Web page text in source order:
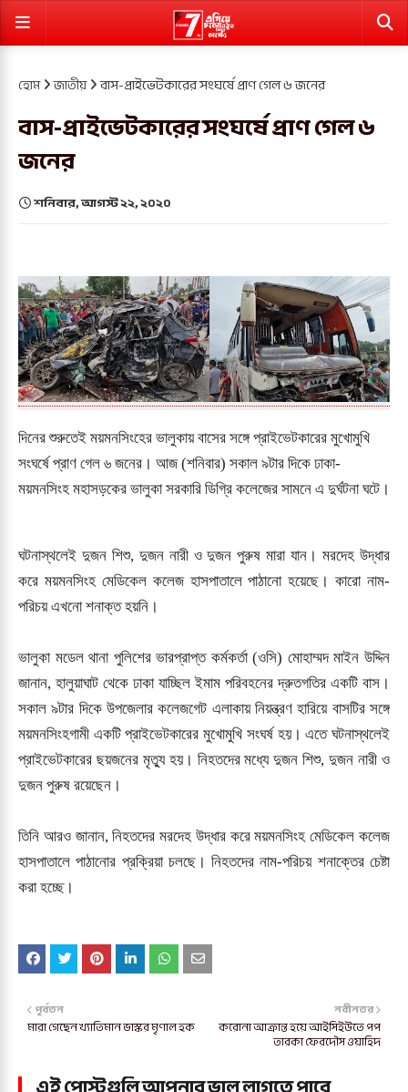
হোম জাতীয় বাস-প্রাইভেটকারের সংঘর্ষে প্রাণ গেল ৬ জনের
বাস-প্রাইভেটকারের সংঘর্ষে প্রাণ গেল ৬
জনের
শনিবার, আগস্ট ২২, ২০২০
দিনের শুরুতেই ময়মনসিংহের ভালুকায় বাসের সঙ্গে প্রাইভেটকারের মুখোমুখি
সংঘর্ষে প্রাণ গেল ৬ জনের। আজ (শনিবার) সকাল ৯টার দিকে ঢাকা-
ময়মনসিংহ মহাসড়কের ভালুকা সরকারি ডিগ্রি কলেজের সামনে এ দুর্ঘটনা ঘটে।
ঘটনাস্থলেই দুজন শিশু, দুজন নারী ও দুজন পুরুষ মারা যান। মরদেহ উদ্ধার
করে ময়মনসিংহ মেডিকেল কলেজ হাসপাতালে পাঠানো হয়েছে। কারো নাম-
পরিচয় এখনো শনাক্ত হয়নি।
ভালুকা মডেল থানা পুলিশের ভারপ্রাপ্ত কর্মকর্তা (ওসি) মোহাম্মদ মাইন উদ্দিন
জানান, হালুয়াঘাট থেকে ঢাকা যাচ্ছিল ইমাম পরিবহনের দ্রুতগতির একটি বাস।
সকাল ৯টার দিকে উপজেলার কলেজগেট এলাকায় নিয়ন্ত্রণ হারিয়ে বাসটির সঙ্গে
ময়মনসিংহগামী একটি প্রাইভেটকারের মুখোমুখি সংঘর্ষ হয়। এতে ঘটনাস্থলেই
প্রাইভেটকারের ছয়জনের মৃত্যু হয়। নিহতদের মধ্যে দুজন শিশু, দুজন নারী ও
দুজন পুরুষ রয়েছেন।
তিনি আরও জানান, নিহতদের মরদেহ উদ্ধার করে ময়মনসিংহ মেডিকেল কলেজ
হাসপাতালে পাঠানোর প্রক্রিয়া চলছে। নিহতদের নাম-পরিচয় শনাক্তের চেষ্টা
করা হচ্ছে।
নবীনতর
করোনা আক্রান্ত হয়ে আইসিইউতে পপ
তারকা ফেরদৌস ওয়াহিদ
পূর্বতন
মারা গেছেন খ্যাতিমান ভাস্কর মৃণাল হক